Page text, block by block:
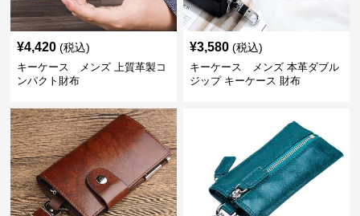
¥4,420 (税込)
キーケース メンズ 上質革製コ
ンパクト財布
¥3,580 (税込)
キーケース メンズ 本革ダブル
ジップ キーケース 財布